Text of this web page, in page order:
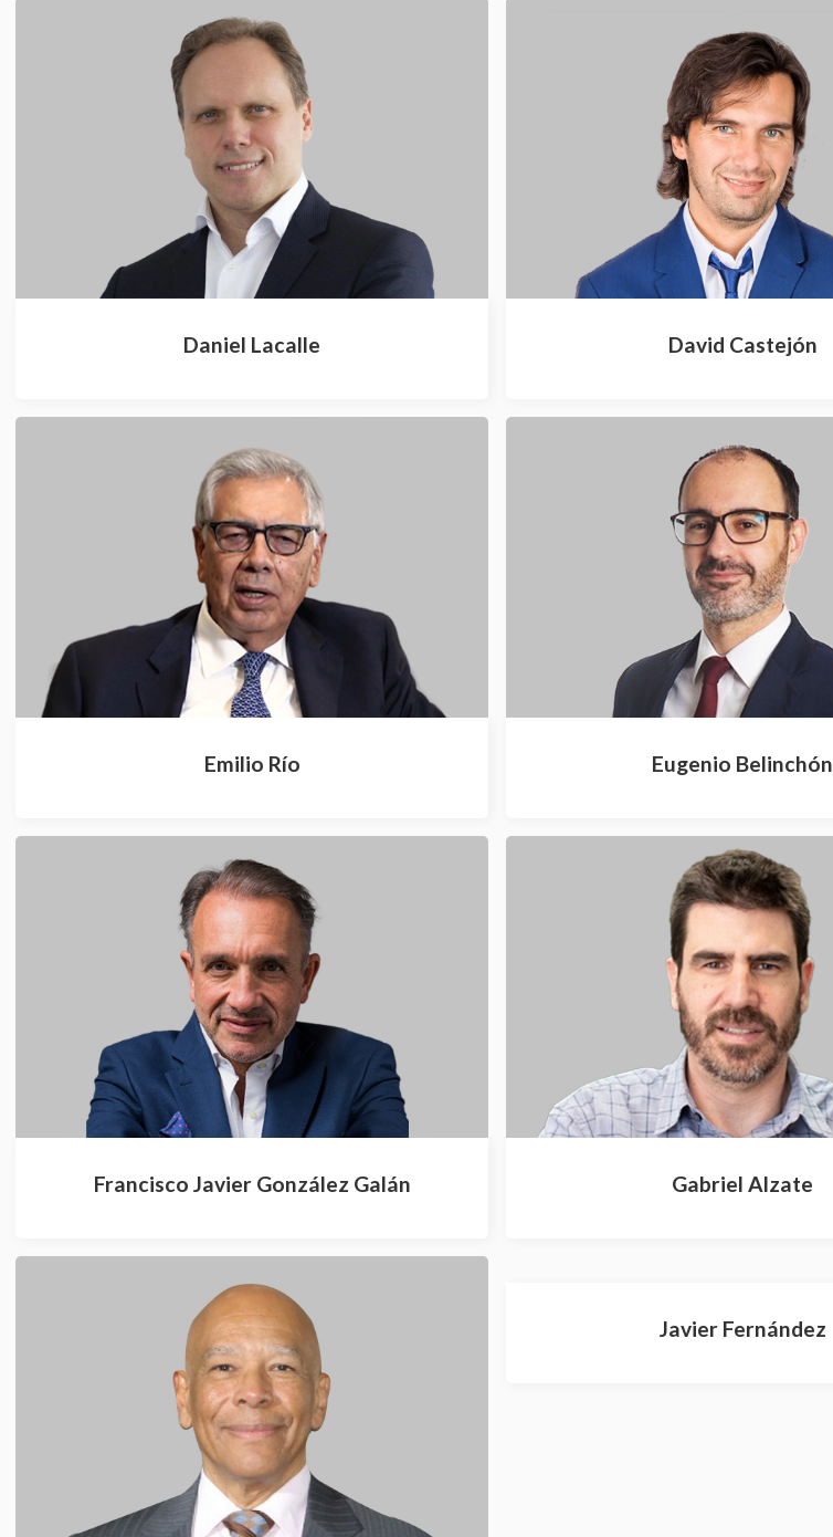
Daniel Lacalle David Castejón
Emilio Río Eugenio Belinchón
Francisco Javier González Galán Gabriel Alzate
Javier Fernández